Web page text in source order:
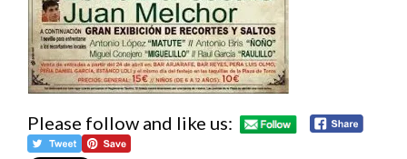
Please follow and like us: